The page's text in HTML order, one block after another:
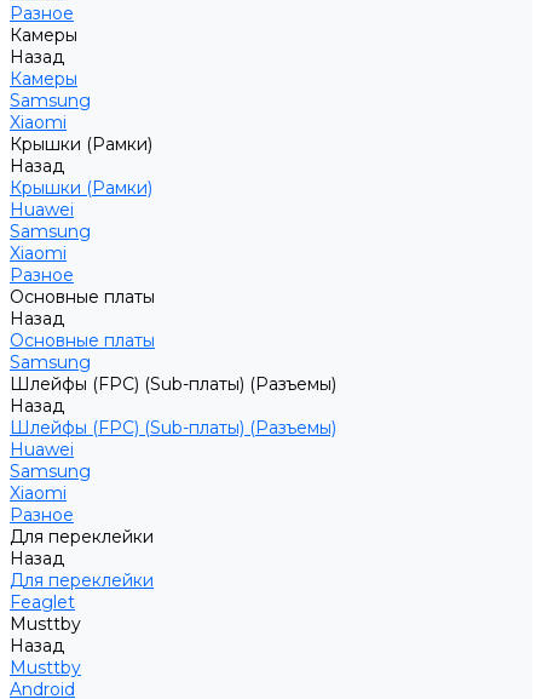
Разное
Камеры
Назад
Камеры
Samsung
Xiaomi
Крышки (Рамки)
Назад
Крышки (Рамки)
Huawei
Samsung
Xiaomi
Разное
Основные платы
Назад
Основные платы
Samsung
Шлейфы (FPC) (Sub-платы) (Разъемы)
Назад
Шлейфы (FPC) (Sub-платы) (Разъемы)
Huawei
Samsung
Xiaomi
Разное
Для переклейки
Назад
Для переклейки
Feaglet
Musttby
Назад
Musttby
Android